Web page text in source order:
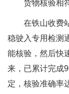
货物核验相
在铁山收费
稳驶入专用检测
能核验，然后快
来，已累计完成
定，核验准确率